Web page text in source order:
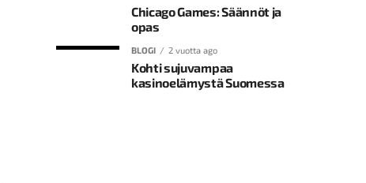
Chicago Games: Säännöt ja
opas
BLOGI 2 vuotta ago
Kohti sujuvampaa
kasinoelämystä Suomessa